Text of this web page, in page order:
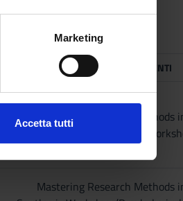
metro,Marketing
Accetta tutti
ARGOMENTI
Mastering Research Methods
Synthesis
Mastering Research Methods